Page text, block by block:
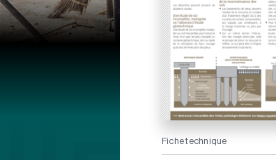
Fiche technique